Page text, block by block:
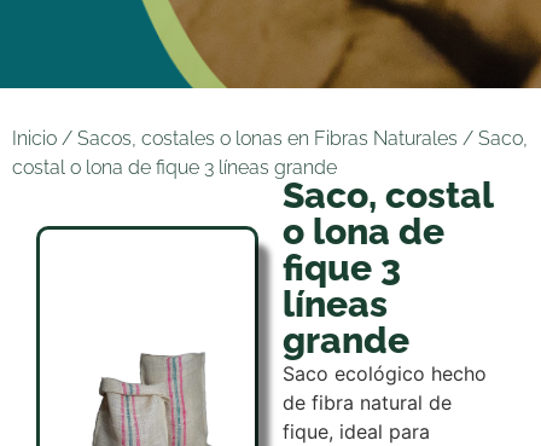
Inicio / Sacos, costales o lonas en Fibras Naturales / Saco,
costal o lona de fique 3 líneas grande
Saco, costal
o lona de
fique 3
líneas
grande
Saco ecológico hecho
de fibra natural de
fique, ideal para